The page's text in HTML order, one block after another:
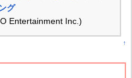
グ
Entertainment Inc.)
↑